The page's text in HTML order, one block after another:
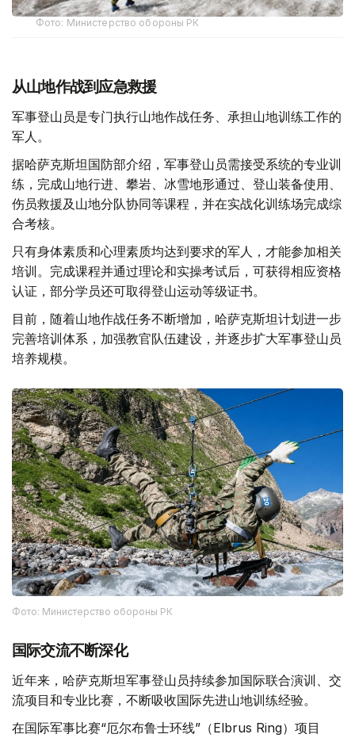
Фото: Министерство обороны РК
从山地作战到应急救援
军事登山员是专门执行山地作战任务、承担山地训练工作的
军人。
据哈萨克斯坦国防部介绍，军事登山员需接受系统的专业训
练，完成山地行进、攀岩、冰雪地形通过、登山装备使用、
伤员救援及山地分队协同等课程，并在实战化训练场完成综
合考核。
只有身体素质和心理素质均达到要求的军人，才能参加相关
培训。完成课程并通过理论和实操考试后，可获得相应资格
认证，部分学员还可取得登山运动等级证书。
目前，随着山地作战任务不断增加，哈萨克斯坦计划进一步
完善培训体系，加强教官队伍建设，并逐步扩大军事登山员
培养规模。
Фото: Министерство обороны РК
国际交流不断深化
近年来，哈萨克斯坦军事登山员持续参加国际联合演训、交
流项目和专业比赛，不断吸收国际先进山地训练经验。
在国际军事比赛“厄尔布鲁士环线”（Elbrus Ring）项目